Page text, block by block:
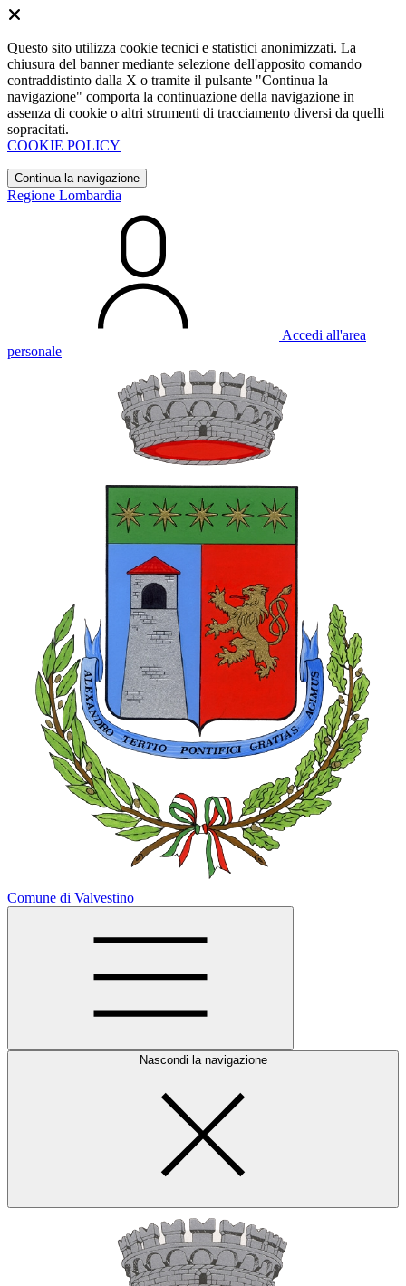
Questo sito utilizza cookie tecnici e statistici anonimizzati. La
chiusura del banner mediante selezione dell'apposito comando
contraddistinto dalla X o tramite il pulsante "Continua la
navigazione" comporta la continuazione della navigazione in
assenza di cookie o altri strumenti di tracciamento diversi da quelli
sopracitati.
COOKIE POLICY
Continua la navigazione
Regione Lombardia
Accedi all'area
personale
Comune di Valvestino
Nascondi la navigazione